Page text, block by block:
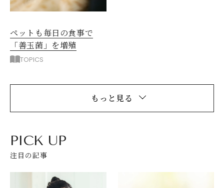
ペットも毎日の食事で
「善玉菌」を増殖
TOPICS
もっと見る
PICK UP
注目の記事